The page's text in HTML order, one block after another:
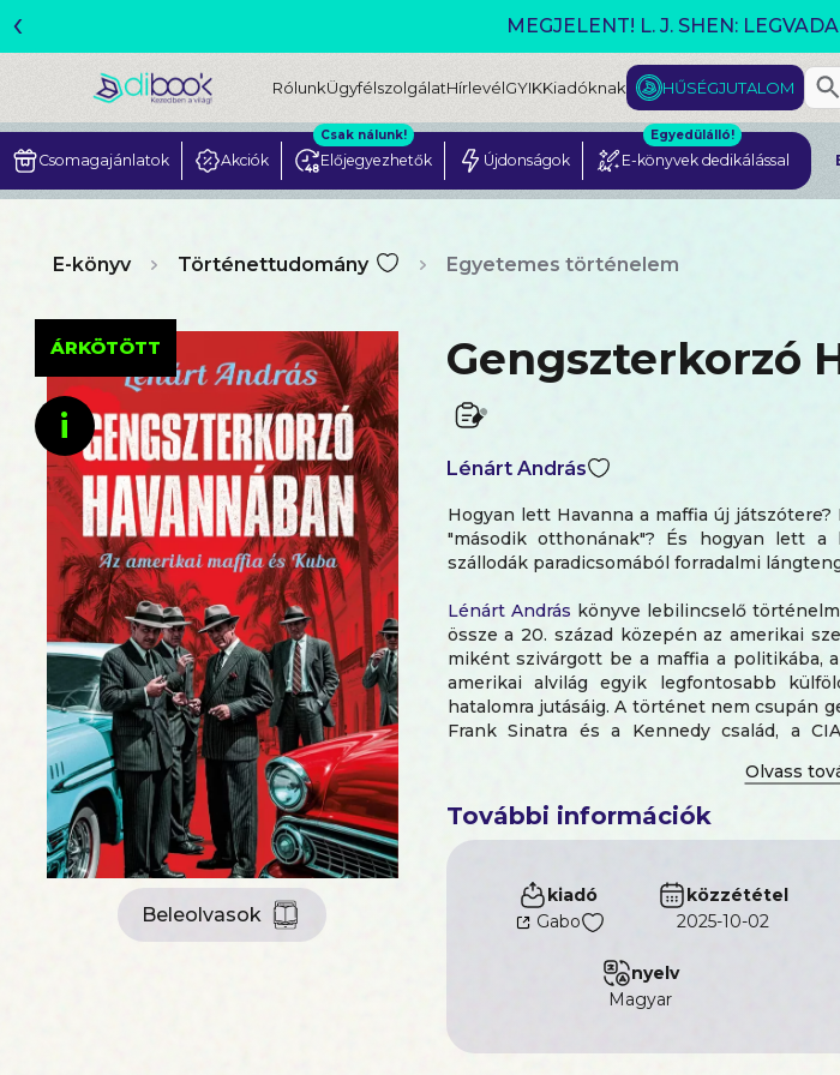
MEGJELENT! L. J. SHEN:
‹
RólunkÜgyfélszolgálatHírlevélGYIKKiadóknak HŰSÉGJUTALOM
Csomagajánlatok Akciók Előjegyezhetők
Csak nálunk!
Újdonságok E-könyvek dedikálással
Egyedülálló!
E-könyv Történettudomány Egyetemes történelem
ÁRKÖTÖTT
i
Beleolvasok
Gengszterkorzó
Lénárt András
Hogyan lett Havanna a maffia új
"második otthonának"? És hogyan lett a
szállodák paradicsomából forradalmi
Lénárt András könyve lebilincselő
össze a 20. század közepén az amerikai
miként szivárgott be a maffia a politikába,
amerikai alvilág egyik legfontosabb
hatalomra jutásáig. A történet nem csupán
Frank Sinatra és a Kennedy család, a
A Gengszterkorzó Havannában
izgalmas kultúrtörténet. A szerző nemcsak
és FBI-jelentésekre támaszkodik, hanem
fontos korszakról.
Tanszékének habilitált egyetemi docense.
Spanyolország a 20. században, a film és a
maffia kubai tevékenységét. Az SZTE
További információk
kiadó
Gabo
közzététel
2025-10-02
nyelv
magyar